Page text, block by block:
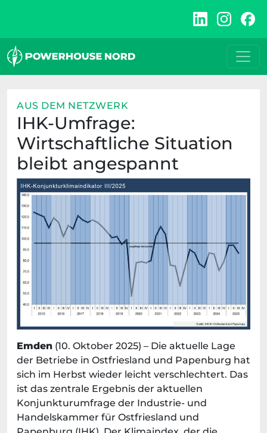
AUS DEM NETZWERK
IHK-Umfrage:
Wirtschaftliche Situation
bleibt angespannt
Emden (10. Oktober 2025) – Die aktuelle Lage
der Betriebe in Ostfriesland und Papenburg hat
sich im Herbst wieder leicht verschlechtert. Das
ist das zentrale Ergebnis der aktuellen
Konjunkturumfrage der Industrie- und
Handelskammer für Ostfriesland und